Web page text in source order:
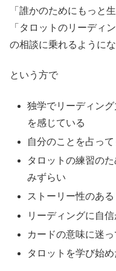
「誰かのためにもっと
「タロットのリーディ
の相談に乗れるようにな
という方で
独学でリーディン
を感じている
自分のことを占っ
タロットの練習の
みずらい
ストーリー性のあ
リーディングに自
カードの意味に迷っ
タロットを学び始め